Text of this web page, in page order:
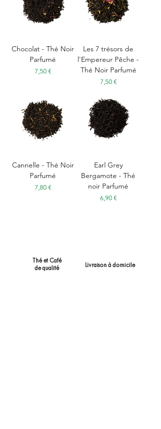
Chocolat - Thé Noir
Parfumé
Prix
7,50 €
Les 7 trésors de
l'Empereur Pêche -
Thé Noir Parfumé
Prix
7,50 €
Cannelle - Thé Noir
Parfumé
Prix
7,80 €
Earl Grey
Bergamote - Thé
noir Parfumé
Prix
6,90 €
Thé et Café
de qualité
Livraison à domicile